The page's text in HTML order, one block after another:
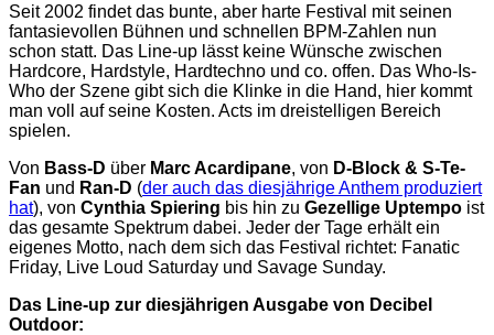
Seit 2002 findet das bunte, aber harte Festival mit seinen
fantasievollen Bühnen und schnellen BPM-Zahlen nun
schon statt. Das Line-up lässt keine Wünsche zwischen
Hardcore, Hardstyle, Hardtechno und co. offen. Das Who-Is-
Who der Szene gibt sich die Klinke in die Hand, hier kommt
man voll auf seine Kosten. Acts im dreistelligen Bereich
spielen.
Von Bass-D über Marc Acardipane, von D-Block & S-Te-
Fan und Ran-D (der auch das diesjährige Anthem produziert
hat), von Cynthia Spiering bis hin zu Gezellige Uptempo ist
das gesamte Spektrum dabei. Jeder der Tage erhält ein
eigenes Motto, nach dem sich das Festival richtet: Fanatic
Friday, Live Loud Saturday und Savage Sunday.
Das Line-up zur diesjährigen Ausgabe von Decibel
Outdoor: